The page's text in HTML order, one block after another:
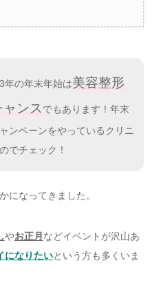
年の年末年始は美容整形
ャンスでもあります！年末
ンペーンをやっているクリニ
でチェック！
になってきました。
やお正月などイベントが沢山あ
になりたいという方も多くいま